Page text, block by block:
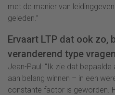
met de manier van
geleden.”
Ervaart LTP dat ook zo,
veranderend type
Jean-Paul: “Ik zie dat
aan belang winnen – in een
constante factor is geworden.